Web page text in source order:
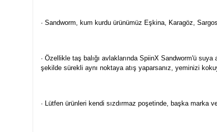
· Sandworm, kum kurdu ürünümüz Eşkina, Karagöz,
· Özellikle taş balığı avlaklarında SpiinX Sandworm'ü
şekilde sürekli aynı noktaya atış yaparsanız, yeminizi
· Lütfen ürünleri kendi sızdırmaz poşetinde, başka marka